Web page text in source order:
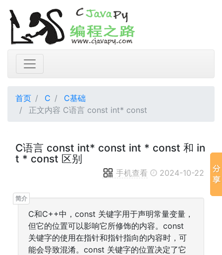
首页 C
C基础
正文内容 C语言 const int* const
C语言 const int* const int * const 和 in
t * const 区别
手机查看 2024-10-22
C和C++中，const 关键字用于声明常量变量，
但它的位置可以影响它所修饰的内容。const
关键字的使用在指针和指针指向的内容时，可
能会导致混淆。const 关键字的位置决定了它